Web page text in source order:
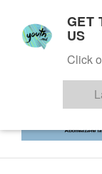
GET
US
Click